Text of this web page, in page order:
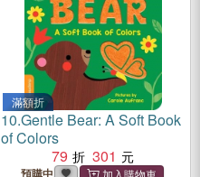
滿額折
10.Gentle Bear: A Soft Book
of Colors
79
301
預購中